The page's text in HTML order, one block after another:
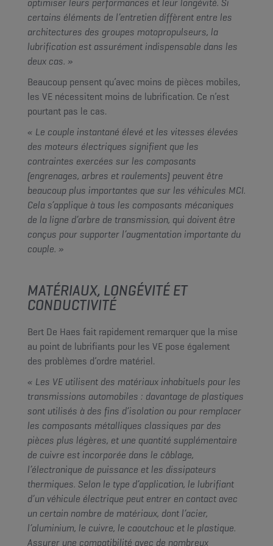
optimiser leurs performances et leur longévité. Si
certains éléments de l’entretien diffèrent entre les
architectures des groupes motopropulseurs, la
lubrification est assurément indispensable dans les
deux cas. »
Beaucoup pensent qu’avec moins de pièces mobiles,
les VE nécessitent moins de lubrification. Ce n’est
pourtant pas le cas.
« Le couple instantané élevé et les vitesses élevées
des moteurs électriques signifient que les
contraintes exercées sur les composants
(engrenages, arbres et roulements) peuvent être
beaucoup plus importantes que sur les véhicules MCI.
Cela s’applique à tous les composants mécaniques
de la ligne d’arbre de transmission, qui doivent être
conçus pour supporter l’augmentation importante du
couple. »
MATÉRIAUX, LONGÉVITÉ ET
CONDUCTIVITÉ
Bert De Haes fait rapidement remarquer que la mise
au point de lubrifiants pour les VE pose également
des problèmes d’ordre matériel.
« Les VE utilisent des matériaux inhabituels pour les
transmissions automobiles : davantage de plastiques
sont utilisés à des fins d’isolation ou pour remplacer
les composants métalliques classiques par des
pièces plus légères, et une quantité supplémentaire
de cuivre est incorporée dans le câblage,
l’électronique de puissance et les dissipateurs
thermiques. Selon le type d’application, le lubrifiant
d’un véhicule électrique peut entrer en contact avec
un certain nombre de matériaux, dont l’acier,
l’aluminium, le cuivre, le caoutchouc et le plastique.
Assurer une compatibilité avec de nombreux